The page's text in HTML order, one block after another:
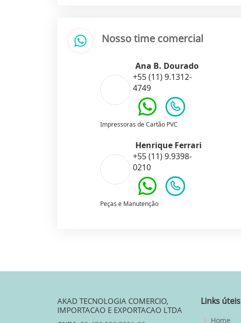
Nosso time comercial
Ana B. Dourado
+55 (11) 9.1312-
4749
Impressoras de Cartão PVC
Henrique Ferrari
+55 (11) 9.9398-
0210
Peças e Manutenção
AKAD TECNOLOGIA COMERCIO,
IMPORTACAO E EXPORTACAO LTDA
Links úteis
Home